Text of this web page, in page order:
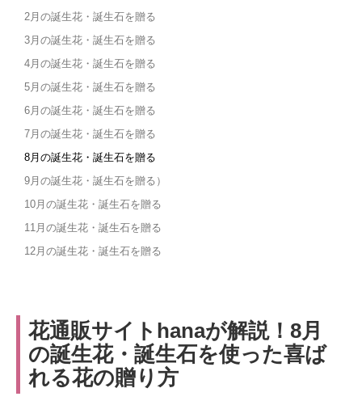
2月の誕生花・誕生石を贈る
3月の誕生花・誕生石を贈る
4月の誕生花・誕生石を贈る
5月の誕生花・誕生石を贈る
6月の誕生花・誕生石を贈る
7月の誕生花・誕生石を贈る
8月の誕生花・誕生石を贈る
9月の誕生花・誕生石を贈る）
10月の誕生花・誕生石を贈る
11月の誕生花・誕生石を贈る
12月の誕生花・誕生石を贈る
花通販サイトhanaが解説！8月
の誕生花・誕生石を使った喜ば
れる花の贈り方